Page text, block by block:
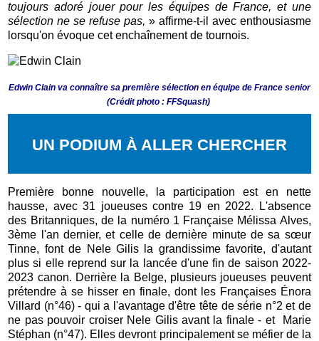
toujours adoré jouer pour les équipes de France, et une
sélection ne se refuse pas, » affirme-t-il avec enthousiasme
lorsqu'on évoque cet enchaînement de tournois.
Edwin Clain va connaître sa première sélection en équipe de France senior
(Crédit photo : FFSquash)
UN PODIUM À ALLER CHERCHER
Première bonne nouvelle, la participation est en nette
hausse, avec 31 joueuses contre 19 en 2022. L'absence
des Britanniques, de la numéro 1 Française Mélissa Alves,
3ème l'an dernier, et celle de dernière minute de sa sœur
Tinne, font de Nele Gilis la grandissime favorite, d'autant
plus si elle reprend sur la lancée d'une fin de saison 2022-
2023 canon. Derrière la Belge, plusieurs joueuses peuvent
prétendre à se hisser en finale, dont les Françaises Énora
Villard (n°46) - qui a l'avantage d'être tête de série n°2 et de
ne pas pouvoir croiser Nele Gilis avant la finale - et Marie
Stéphan (n°47). Elles devront principalement se méfier de la